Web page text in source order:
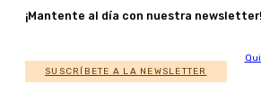
¡Mantente al día con nuestra newsletter!
SUSCRÍBETE A LA NEWSLETTER